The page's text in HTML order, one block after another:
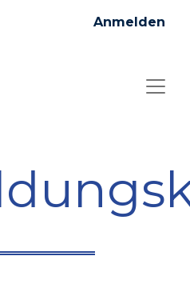
Anmelden